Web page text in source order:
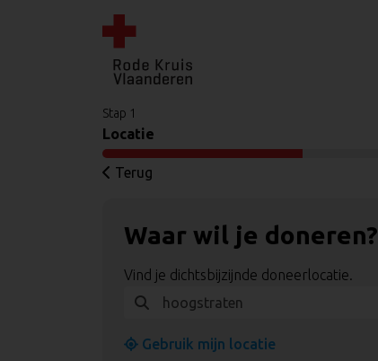
Stap 1
Locatie
Terug
Waar wil je doneren?
Vind je dichtsbijzijnde doneerlocatie.
Gebruik mijn locatie